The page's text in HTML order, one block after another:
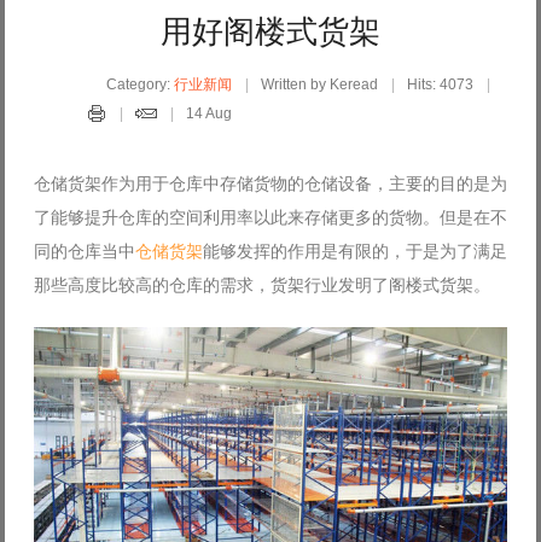
用好阁楼式货架
Category:行业新闻 Written by Keread
Hits: 4073
14 Aug
仓储货架作为用于仓库中存储货物的仓储设备，主要的目的是为
了能够提升仓库的空间利用率以此来存储更多的货物。但是在不
同的仓库当中仓储货架能够发挥的作用是有限的，于是为了满足
那些高度比较高的仓库的需求，货架行业发明了阁楼式货架。
Remember Me
Log in with Facebook
Forgot your password?
Forgot your username?